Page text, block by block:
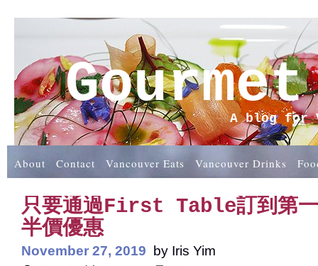
A blog for
About Contact Vancouver Eats Vancouver Drinks
只要通過First Table訂到第
半價優惠
November 27, 2019 by Iris Yim